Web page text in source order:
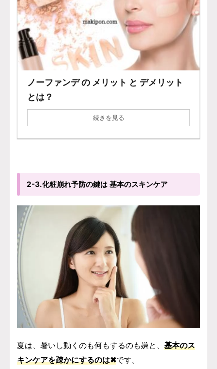
ノーファンデ の メリット と デメリット
とは？
続きを見る
2-3.化粧崩れ予防の鍵は 基本のスキンケア
夏は、暑いし動くのも何もするのも嫌と、 基本のス
キンケアを疎かにするのは✖です。